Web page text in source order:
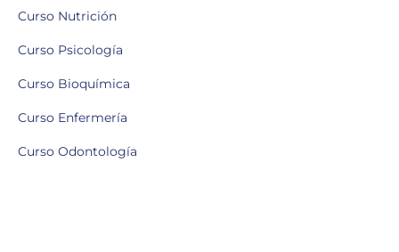
Curso Nutrición
Curso Psicología
Curso Bioquímica
Curso Enfermería
Curso Odontología